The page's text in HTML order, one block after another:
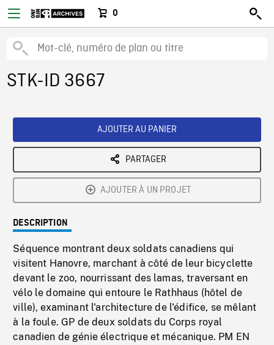
0
STK-ID 3667
AJOUTER AU PANIER
PARTAGER
AJOUTER À UN PROJET
DESCRIPTION
Séquence montrant deux soldats canadiens qui
visitent Hanovre, marchant à côté de leur bicyclette
devant le zoo, nourrissant des lamas, traversant en
vélo le domaine qui entoure le Rathhaus (hôtel de
ville), examinant l'architecture de l'édifice, se mêlant
à la foule. GP de deux soldats du Corps royal
canadien de génie électrique et mécanique. PM EN